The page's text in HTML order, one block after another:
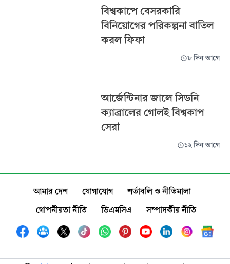
বিশ্বকাপে বেসরকারি
বিনিয়োগের পরিকল্পনা বাতিল
করল ফিফা
৮ দিন আগে
আর্জেন্টিনার জালে সিডনি
ক্যাব্রালের গোলই বিশ্বকাপ
সেরা
১২ দিন আগে
আমার দেশ যোগাযোগ
শর্তাবলি ও নীতিমালা
গোপনীয়তা নীতি
ডিএমসিএ সম্পাদকীয় নীতি